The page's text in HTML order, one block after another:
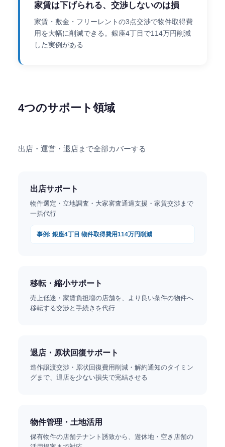
家賃は下げられる、交渉しないのは損
家賃・敷金・フリーレントの3点交渉で物件取得費
用を大幅に削減できる。銀座4丁目で114万円削減
した実例がある
4つのサポート領域
出店・運営・退店まで全部カバーする
出店サポート
物件選定・立地調査・大家審査通過支援・家賃交渉まで
一括代行
事例: 銀座4丁目 物件取得費用114万円削減
移転・縮小サポート
売上低迷・家賃負担増の店舗を、より良い条件の物件へ
移転する交渉と手続きを代行
退店・原状回復サポート
造作譲渡交渉・原状回復費用削減・解約通知のタイミン
グまで、退店を少ない損失で完結させる
物件管理・土地活用
保有物件の店舗テナント誘致から、遊休地・空き店舗の